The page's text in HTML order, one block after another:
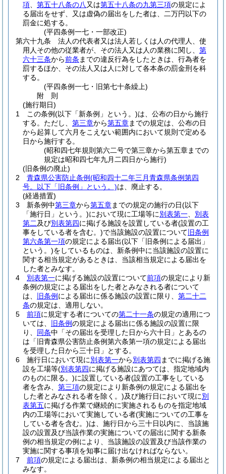
項
第五十八条の八 又は第五十八条の九第三項の規定によ
る届出をせず、又は虚偽の届出をした者は、二万円以下の
罰金に処する。
(平四条例一七・一部改正)
第六十九条
法人の代表者又は法人若しくは人の代理人、使
用人その他の従業者が、その法人又は人の業務に関し、 第
六十三条から前条 までの違反行為をしたときは、行為者を
罰するほか、その法人又は人に対して各本条の罰金刑を科
する。
(平四条例一七・旧第七十条繰上)
附 則
(施行期日)
1
この条例(以下「新条例」という。)は、公布の日から施行
する。 ただし、 第三章から第五章までの規定は、公布の日
から起算して六月をこえない範囲内において規則で定める
日から施行する。
(昭和四七年規則第六二号で第三章から第五章までの
規定は昭和四七年九月二四日から施行)
(旧条例の廃止)
2
青森県公害防止条例(昭和四十二年三月青森県条例第四
号。以下「旧条例」という。)は、廃止する。
(経過措置)
3
新条例中第三章から第五章までの規定の施行の日(以下
「施行日」という。)において現に工場等に別表第一
別表
第二及び別表第四に掲げる施設を設置している者(設置の工
事をしている者を含む。)で当該施設の設置について 旧条例
第六条第一項の規定による届出(以下「旧条例による届出」
という。)をしているものは、新条例中に当該施設の設置に
関する相当規定があるときは、当該相当規定による届出を
した者とみなす。
4
別表第一に掲げる施設の設置について前項の規定により新
条例の規定による届出をした者とみなされる者について
は、
旧条例 による届出に係る施設の設置に限り、 第二十二
条の規定は、適用しない。
5
前項に規定する者についての第二十一条の規定の適用につ
いては、
旧条例の規定による届出に係る施設の設置に限
り、 同条中「その届出を受理した日から六十日」とあるの
は「旧青森県公害防止条例第六条第一項の規定による届出
を受理した日から三十日」とする。
6
施行日において現に別表第一から別表第四 までに掲げる施
設を工場等(別表第四に掲げる施設にあつては、指定地域内
のものに限る。)に設置している者(設置の工事をしている
者を含み、 第三項の規定により新条例の規定による届出を
した者とみなされる者を除く。)及び施行日において現に別
表第五に掲げる作業で継続的に実施されるものを指定地域
内の工場等において実施している者(実施についての工事を
している者を含む。)は、施行日から三十日以内に、当該施
設の設置及び当該作業の実施についての届出に関する新条
例の相当規定の例により、当該施設の設置及び当該作業の
実施に関する事項を知事に届け出なければならない。
7
前項の規定による届出は、新条例の相当規定による届出と
みなす。